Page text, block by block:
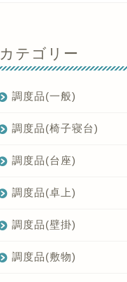
カテゴリー
調度品(一般)
調度品(椅子寝台)
調度品(台座)
調度品(卓上)
調度品(壁掛)
調度品(敷物)